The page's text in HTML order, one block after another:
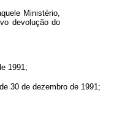
Ministério,
devolução do
1991;
30 de dezembro de 1991;